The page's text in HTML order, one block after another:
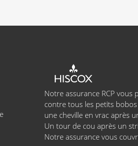
Notre assurance RCP vous
contre tous les petits bobos
une cheville en vrac après
Un tour de cou après un
Notre assurance vous